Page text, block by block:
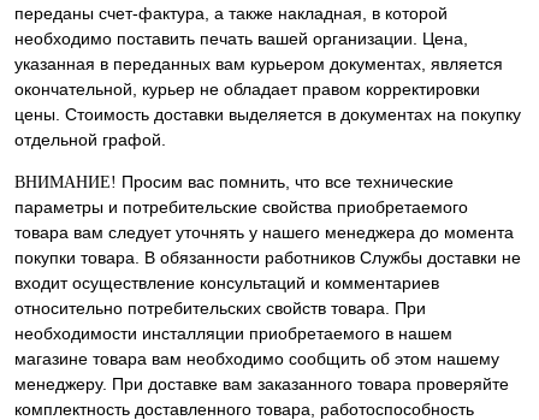
переданы счет-фактура, а также накладная, в которой
необходимо поставить печать вашей организации. Цена,
указанная в переданных вам курьером документах, является
окончательной, курьер не обладает правом корректировки
цены. Стоимость доставки выделяется в документах на покупку
отдельной графой.
ВНИМАНИЕ! Просим вас помнить, что все технические
параметры и потребительские свойства приобретаемого
товара вам следует уточнять у нашего менеджера до момента
покупки товара. В обязанности работников Службы доставки не
входит осуществление консультаций и комментариев
относительно потребительских свойств товара. При
необходимости инсталляции приобретаемого в нашем
магазине товара вам необходимо сообщить об этом нашему
менеджеру. При доставке вам заказанного товара проверяйте
комплектность доставленного товара, работоспособность